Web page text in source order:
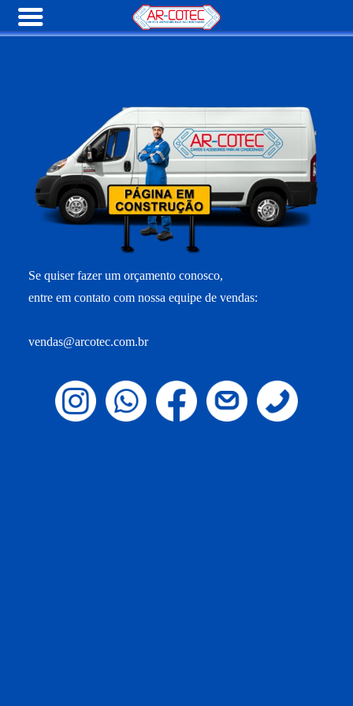
Se quiser fazer um orçamento conosco,
entre em contato com nossa equipe de vendas:
vendas@arcotec.com.br